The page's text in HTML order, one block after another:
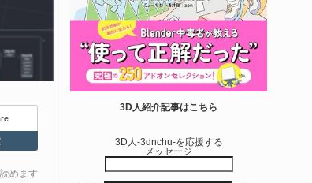
れる | ktk.kum...
氏によるUnity向けエフェクト教本「Unityエフェク
めます
3D人紹介記事はこちら
3D人-3dnchu-を応援する
メッセージ